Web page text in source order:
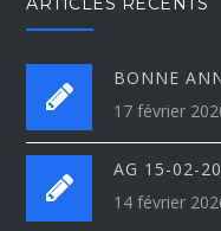
BONNE
17 février
AG 15-02-
14 février